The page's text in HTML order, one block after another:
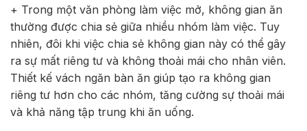
+ Trong một văn phòng làm việc mở, không gian ăn
thường được chia sẻ giữa nhiều nhóm làm việc. Tuy
nhiên, đôi khi việc chia sẻ không gian này có thể gây
ra sự mất riêng tư và không thoải mái cho nhân viên.
Thiết kế vách ngăn bàn ăn giúp tạo ra không gian
riêng tư hơn cho các nhóm, tăng cường sự thoải mái
và khả năng tập trung khi ăn uống.